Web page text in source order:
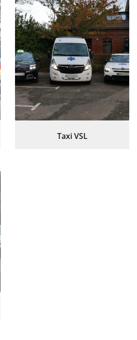
Taxi VSL
Jérémy Ferrand
8 septembre 2024
Transport ponctuel et
personnel très attentionné.
Très satisfait du service.